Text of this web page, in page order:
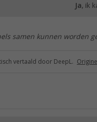
Ja, ik
samen kunnen worden
vertaald door DeepL.